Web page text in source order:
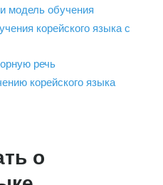
модель обучения
корейского языка с
речь
корейского языка
о